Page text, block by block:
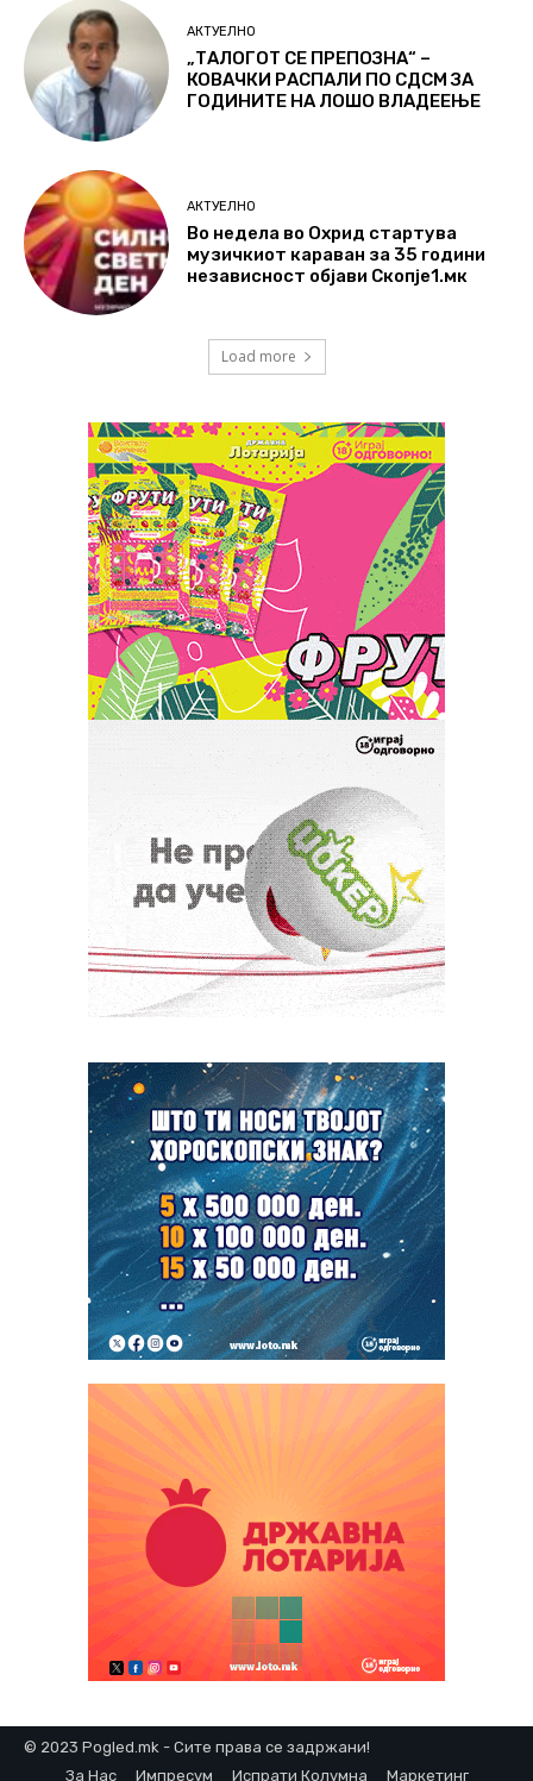
АКТУЕЛНО
„ТАЛОГОТ СЕ ПРЕПОЗНА“ –
КОВАЧКИ РАСПАЛИ ПО СДСМ ЗА
ГОДИНИТЕ НА ЛОШО ВЛАДЕЕЊЕ
АКТУЕЛНО
Во недела во Охрид стартува
музичкиот караван за 35 години
независност објави Скопје1.мк
Load more
© 2023 Pogled.mk - Сите права се задржани!
За Нас
Импресум Испрати Колумна Маркетинг